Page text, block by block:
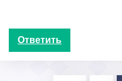
Ответить